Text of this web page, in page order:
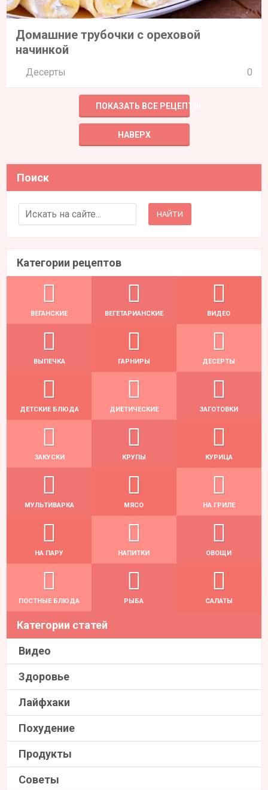
Домашние трубочки с ореховой
начинкой
Десерты 0
ПОКАЗАТЬ ВСЕ РЕЦЕПТЫ
НАВЕРХ
Поиск
Search for:
Категории рецептов
ВЕГАНСКИЕ ВЕГЕТАРИАНСКИЕ ВИДЕО
ВЫПЕЧКА ГАРНИРЫ ДЕСЕРТЫ
ДЕТСКИЕ БЛЮДА ДИЕТИЧЕСКИЕ ЗАГОТОВКИ
ЗАКУСКИ КРУПЫ КУРИЦА
МУЛЬТИВАРКА МЯСО НА ГРИЛЕ
НА ПАРУ НАПИТКИ ОВОЩИ
ПОСТНЫЕ БЛЮДА РЫБА САЛАТЫ
Категории статей
Видео
Здоровье
Лайфхаки
Похудение
Продукты
Советы